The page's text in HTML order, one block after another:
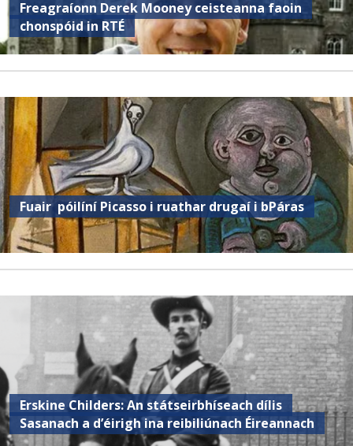
Freagraíonn Derek Mooney ceisteanna faoin
chonspóid in RTÉ
Fuair ​​ póilíní Picasso i ruathar drugaí i bPáras
Erskine Childers: An státseirbhíseach dílis
Sasanach a d’éirigh ina reibiliúnach Éireannach